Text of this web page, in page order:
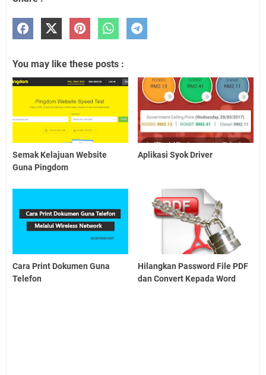
You may like these posts :
Semak Kelajuan Website
Guna Pingdom
Aplikasi Syok Driver
Cara Print Dokumen Guna
Telefon
Hilangkan Password File PDF
dan Convert Kepada Word